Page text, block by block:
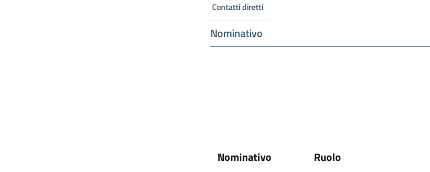
Contatti diretti
Nominativo
Nominativo Ruolo